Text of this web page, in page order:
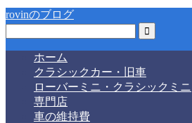
rovinのブログ
ホーム
クラシックカー・旧車
ローバーミニ・クラシックミニ
専門店
車の維持費